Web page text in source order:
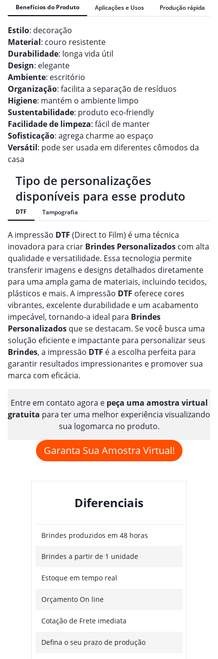
Benefícios do Produto Aplicações e Usos Produção rápida
Estilo: decoração
Material: couro resistente
Durabilidade: longa vida útil
Design: elegante
Ambiente: escritório
Organização: facilita a separação de resíduos
Higiene: mantém o ambiente limpo
Sustentabilidade: produto eco-friendly
Facilidade de limpeza: fácil de manter
Sofisticação: agrega charme ao espaço
Versátil: pode ser usada em diferentes cômodos da
casa
Tipo de personalizações
disponíveis para esse produto
DTF Tampografia
A impressão DTF (Direct to Film) é uma técnica
inovadora para criar Brindes Personalizados com alta
qualidade e versatilidade. Essa tecnologia permite
transferir imagens e designs detalhados diretamente
para uma ampla gama de materiais, incluindo tecidos,
plásticos e mais. A impressão DTF oferece cores
vibrantes, excelente durabilidade e um acabamento
impecável, tornando-a ideal para Brindes
Personalizados que se destacam. Se você busca uma
solução eficiente e impactante para personalizar seus
Brindes, a impressão DTF é a escolha perfeita para
garantir resultados impressionantes e promover sua
marca com eficácia.
Entre em contato agora e peça uma amostra virtual
gratuita para ter uma melhor experiência visualizando
sua logomarca no produto.
Garanta Sua Amostra Virtual!
Diferenciais
Brindes produzidos em 48 horas
Brindes a partir de 1 unidade
Estoque em tempo real
Orçamento On line
Cotação de Frete imediata
Defina o seu prazo de produção